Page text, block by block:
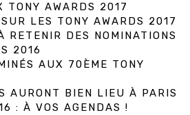
TONY AWARDS 2017
LES TONY AWARDS 2017
RETENIR DES NOMINATIONS
2016
AUX 70ÈME TONY
AURONT BIEN LIEU À PARIS
: À VOS AGENDAS !